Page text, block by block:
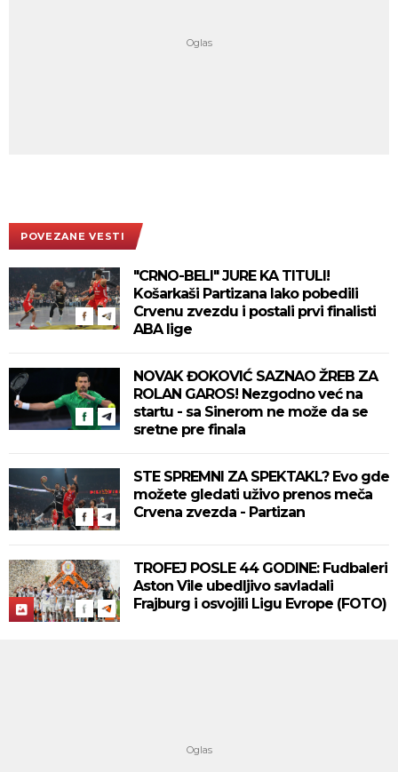
POVEZANE VESTI
"CRNO-BELI" JURE KA TITULI!
Košarkaši Partizana lako pobedili
Crvenu zvezdu i postali prvi finalisti
ABA lige
NOVAK ĐOKOVIĆ SAZNAO ŽREB ZA
ROLAN GAROS! Nezgodno već na
startu - sa Sinerom ne može da se
sretne pre finala
STE SPREMNI ZA SPEKTAKL? Evo gde
možete gledati uživo prenos meča
Crvena zvezda - Partizan
TROFEJ POSLE 44 GODINE: Fudbaleri
Aston Vile ubedljivo savladali
Frajburg i osvojili Ligu Evrope (FOTO)